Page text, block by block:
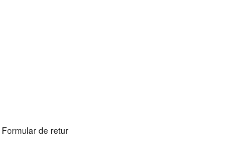
Formular de retur